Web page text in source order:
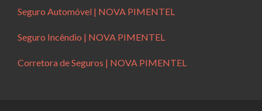
Seguro Automóvel | NOVA PIMENTEL
Seguro Incêndio | NOVA PIMENTEL
Corretora de Seguros | NOVA PIMENTEL